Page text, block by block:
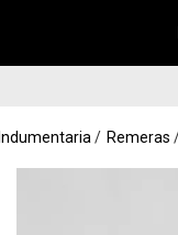
Indumentaria Remeras